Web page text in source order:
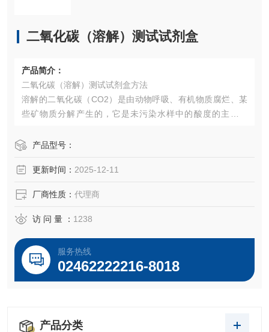
二氧化碳（溶解）测试试剂盒
产品简介：
二氧化碳（溶解）测试试剂盒方法
溶解的二氧化碳（CO2）是由动物呼吸、有机物质腐烂、某
些矿物质分解产生的，它是未污染水样中的酸度的主要来
水，特别是深层地下水，所含有的二氧化碳会达到几百个pp
产品型号：
更新时间： 2025-12-11
厂商性质： 代理商
访 问 量 ： 1238
服务热线
02462222216-8018
产品分类